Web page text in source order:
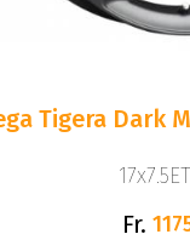
Tigera Dark
Fr.